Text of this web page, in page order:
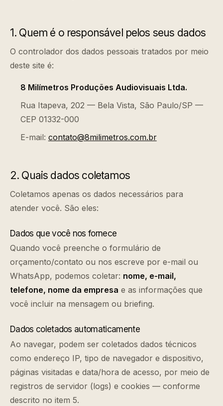
1. Quem é o responsável pelos seus dados
O controlador dos dados pessoais tratados por meio
deste site é:
8 Milímetros Produções Audiovisuais Ltda.
Rua Itapeva, 202 — Bela Vista, São Paulo/SP —
CEP 01332-000
E-mail: contato@8milimetros.com.br
2. Quais dados coletamos
Coletamos apenas os dados necessários para
atender você. São eles:
Dados que você nos fornece
Quando você preenche o formulário de
orçamento/contato ou nos escreve por e-mail ou
WhatsApp, podemos coletar: nome, e-mail,
telefone, nome da empresa e as informações que
você incluir na mensagem ou briefing.
Dados coletados automaticamente
Ao navegar, podem ser coletados dados técnicos
como endereço IP, tipo de navegador e dispositivo,
páginas visitadas e data/hora de acesso, por meio de
registros de servidor (logs) e cookies — conforme
descrito no item 5.